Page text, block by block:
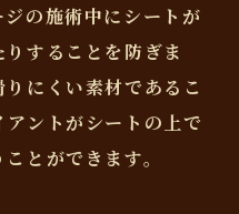
の施術中にシートが
することを防ぎま
にくい素材であるこ
ントがシートの上で
とができます。